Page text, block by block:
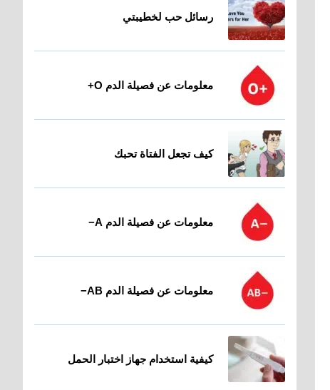
رسائل حب لخطيبتي
معلومات عن فصيلة الدم O+
كيف تجعل الفتاة تحبك
معلومات عن فصيلة الدم A−
معلومات عن فصيلة الدم AB−
كيفية استخدام جهاز اختبار الحمل